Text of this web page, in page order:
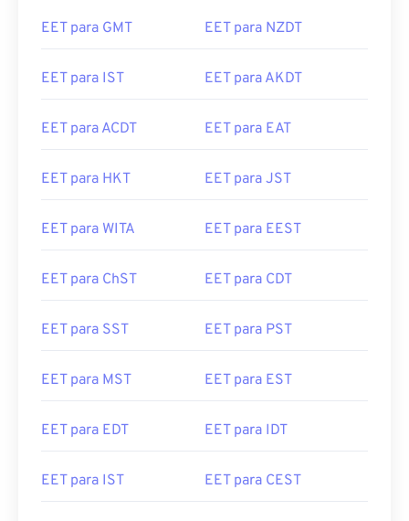
EET para GMT EET para NZDT
EET para IST EET para AKDT
EET para ACDT EET para EAT
EET para HKT EET para JST
EET para WITA EET para EEST
EET para ChST EET para CDT
EET para SST EET para PST
EET para MST EET para EST
EET para EDT EET para IDT
EET para IST EET para CEST